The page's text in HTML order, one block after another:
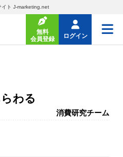
イト J-marketing.net
無料
会員登録
ログイン
わる
消費研究チーム